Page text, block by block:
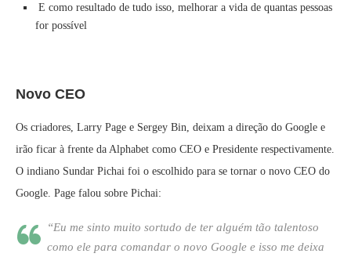
E como resultado de tudo isso, melhorar a vida de quantas pessoas
for possível
Novo CEO
Os criadores, Larry Page e Sergey Bin, deixam a direção do Google e
irão ficar à frente da Alphabet como CEO e Presidente respectivamente.
O indiano Sundar Pichai foi o escolhido para se tornar o novo CEO do
Google. Page falou sobre Pichai:
“Eu me sinto muito sortudo de ter alguém tão talentoso
como ele para comandar o novo Google e isso me deixa